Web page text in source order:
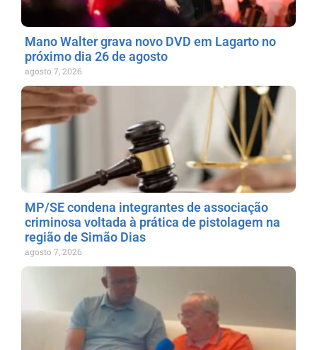
Mano Walter grava novo DVD em Lagarto no
próximo dia 26 de agosto
agosto 7, 2026
MP/SE condena integrantes de associação
criminosa voltada à prática de pistolagem na
região de Simão Dias
agosto 7, 2026